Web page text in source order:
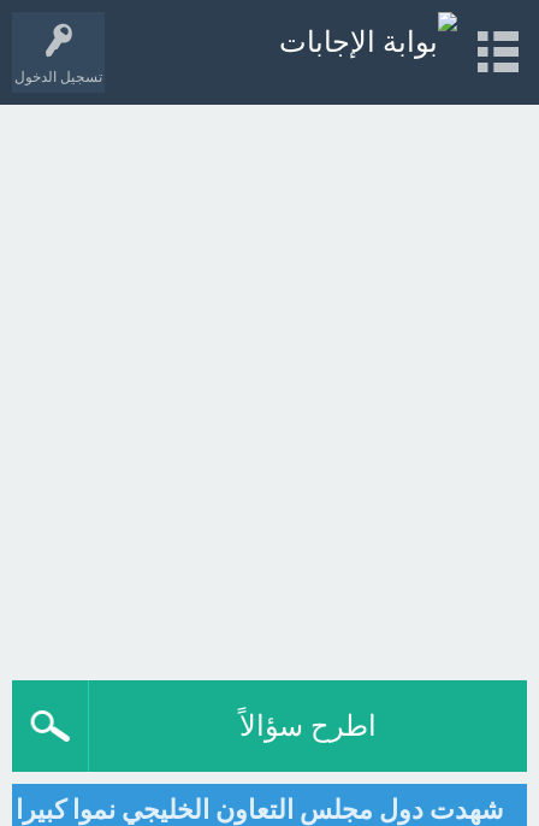
تسجيل الدخول
اطرح سؤالاً
شهدت دول مجلس التعاون الخليجي نموا كبيرا